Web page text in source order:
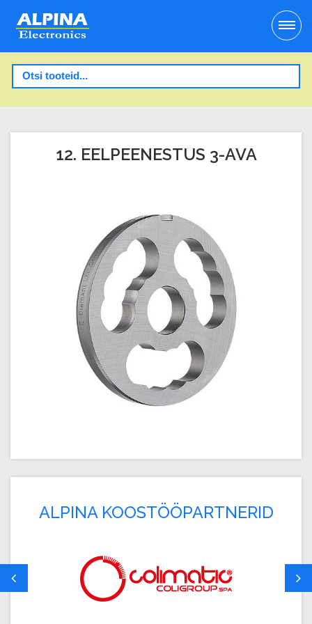
12. EELPEENESTUS 3-AVA
ALPINA KOOSTÖÖPARTNERID